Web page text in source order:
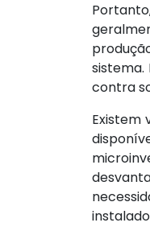
contra
Existem